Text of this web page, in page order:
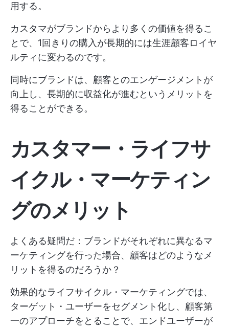
用する。
カスタマがブランドからより多くの価値を得るこ
とで、1回きりの購入が長期的には生涯顧客ロイヤ
ルティに変わるのです。
同時にブランドは、顧客とのエンゲージメントが
向上し、長期的に収益化が進むというメリットを
得ることができる。
カスタマー・ライフサ
イクル・マーケティン
グのメリット
よくある疑問だ：ブランドがそれぞれに異なるマ
ーケティングを行った場合、顧客はどのようなメ
リットを得るのだろうか？
効果的なライフサイクル・マーケティングでは、
ターゲット・ユーザーをセグメント化し、顧客第
一のアプローチをとることで、エンドユーザーが